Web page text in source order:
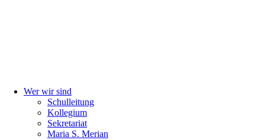
Wer wir sind
Schulleitung
Kollegium
Sekretariat
Maria S. Merian